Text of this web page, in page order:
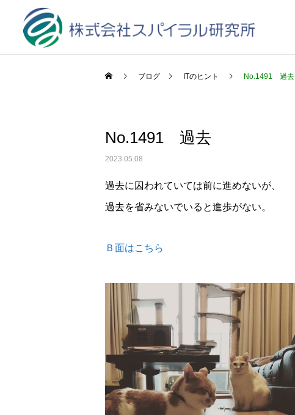
ブログ ITのヒント No.1491 過去
No.1491 過去
2023.05.08
過去に囚われていては前に進めないが、
過去を省みないでいると進歩がない。
Ｂ面はこちら